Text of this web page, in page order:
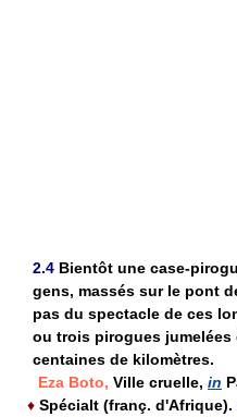
2.4 Bientôt une case-
gens, massés sur le pont
pas du spectacle de ces
ou trois pirogues
centaines de kilomètres.
Eza Boto, Ville cruelle, in
♦ Spécialt (franç. d'Afrique).